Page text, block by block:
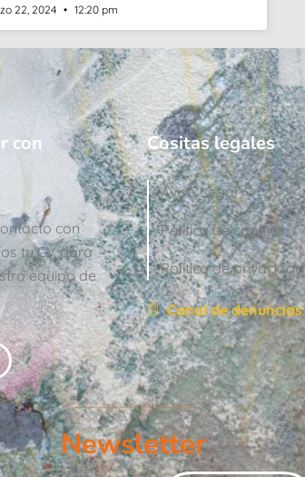
22, 2024 12:20 pm
con
con
tu CV para
equipo de
Cositas legales
Aviso Legal
Política de cookies
Política de privacidad
Canal de denuncias
Newsletter